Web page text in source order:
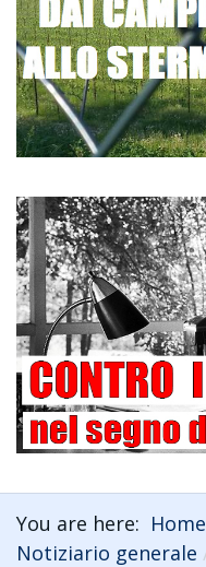
You are here: Home
Notiziario generale